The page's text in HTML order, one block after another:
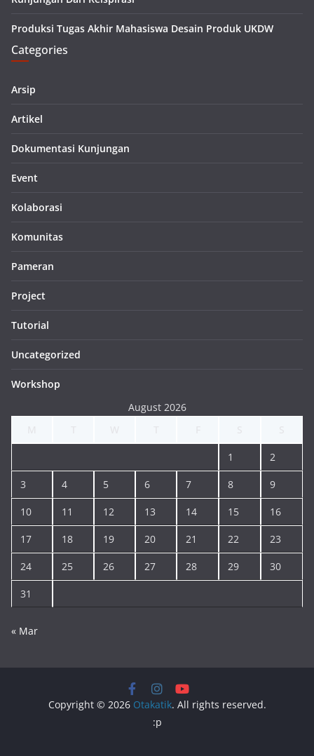
Produksi Tugas Akhir Mahasiswa Desain Produk UKDW
Categories
Arsip
Artikel
Dokumentasi Kunjungan
Event
Kolaborasi
Komunitas
Pameran
Project
Tutorial
Uncategorized
Workshop
August 2026
1 2
3 4 5 6 7 8 9
10 11 12 13 14 15 16
17 18 19 20 21 22 23
24 25 26 27 28 29 30
31
« Mar
Copyright © 2026 Otakatik. All rights reserved.
:p